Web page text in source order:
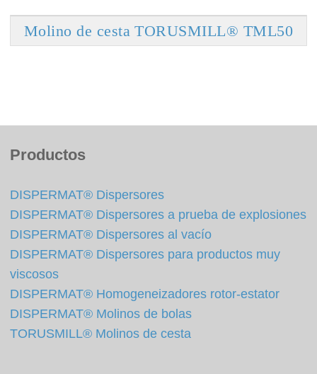
Molino de cesta TORUSMILL® TML50
Productos
DISPERMAT® Dispersores
DISPERMAT® Dispersores a prueba de explosiones
DISPERMAT® Dispersores al vacío
DISPERMAT® Dispersores para productos muy
viscosos
DISPERMAT® Homogeneizadores rotor-estator
DISPERMAT® Molinos de bolas
TORUSMILL® Molinos de cesta